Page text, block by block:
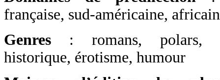
française, sud-américaine,
Genres : romans, polars,
historique, érotisme, humour